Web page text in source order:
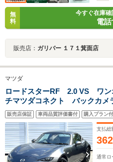
無
料
今すぐ在庫
電
販売店： ガリバー １７１箕面店
マツダ
ロードスターRF 2.0 VS ワ
チマツダコネクト バックカ
純正17インチAW タンナッパ
ー LEDヘッド 革巻きステア
ットモニター
販売店保証 車両品質評価書付 購入プラン付
支払総
通常ロ